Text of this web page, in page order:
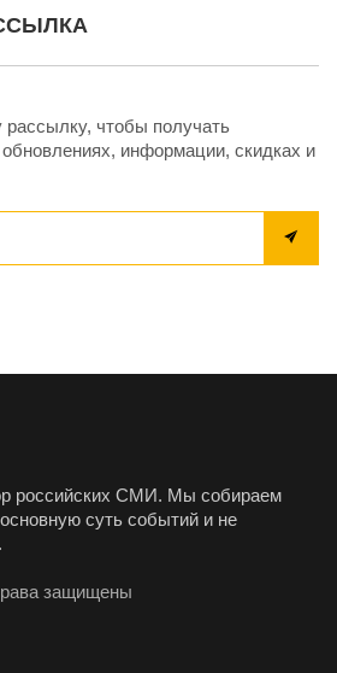
чтобы получать
информации, скидках и
российских СМИ. Мы собираем
суть событий и не
защищены